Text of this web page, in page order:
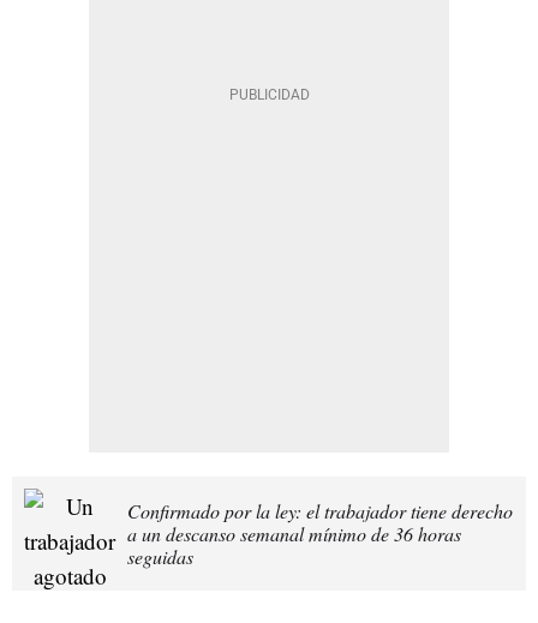
Confirmado por la ley: el trabajador tiene derecho
a un descanso semanal mínimo de 36 horas
seguidas